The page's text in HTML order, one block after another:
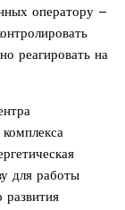
оператору –
реагировать на
для работы